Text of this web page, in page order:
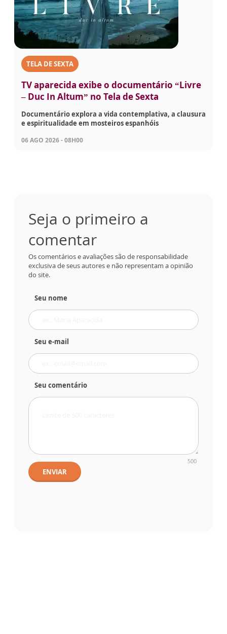
TELA DE SEXTA
TV aparecida exibe o documentário “Livre
– Duc In Altum” no Tela de Sexta
Documentário explora a vida contemplativa, a clausura
e espiritualidade em mosteiros espanhóis
06 AGO 2026 - 08H00
Seja o primeiro a
comentar
Os comentários e avaliações são de responsabilidade
exclusiva de seus autores e não representam a opinião
do site.
Seu nome
Seu e-mail
Seu comentário
500
ENVIAR